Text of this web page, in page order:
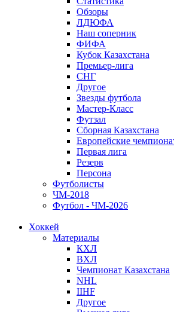
Обзоры
ЛДЮФА
Наш соперник
ФИФА
Кубок Казахстана
Премьер-лига
СНГ
Другое
Звезды футбола
Мастер-Класс
Футзал
Сборная Казахстана
Европейские
Первая лига
Резерв
Персона
Футболисты
ЧМ-2018
Футбол - ЧМ-2026
Хоккей
Материалы
КХЛ
ВХЛ
Чемпионат Казахстана
NHL
IIHF
Другое